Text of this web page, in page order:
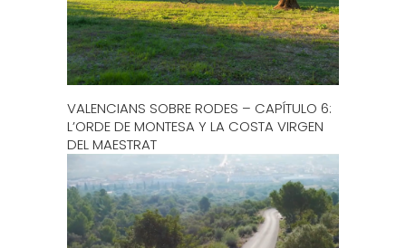
VALENCIANS SOBRE RODES – CAPÍTULO 6:
L’ORDE DE MONTESA Y LA COSTA VIRGEN
DEL MAESTRAT